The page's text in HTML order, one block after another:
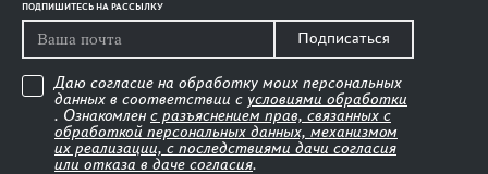
ПОДПИШИТЕСЬ НА РАССЫЛКУ
Подписаться
Даю согласие на обработку моих персональных
данных в соответствии с условиями обработки
. Ознакомлен с разъяснением прав, связанных с
обработкой персональных данных, механизмом
их реализации, с последствиями дачи согласия
или отказа в даче согласия.